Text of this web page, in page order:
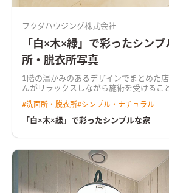
フクダハウジング株式会社
「白×木×緑」で彩ったシンプ
所・脱衣所写真
1階の温かみのあるデザインでまとめた
んがリラックスしながら施術を受けるこ
たことで光が差し込みます。キッチンは
で隠すことにより、生活感を感じさせな
#洗面所・脱衣所#シンプル・ナチュラル
「白×木×緑」で彩ったシンプルな家